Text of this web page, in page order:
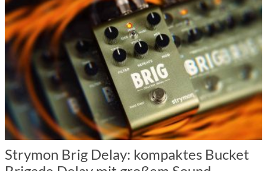
Strymon Brig Delay: kompaktes Bucket